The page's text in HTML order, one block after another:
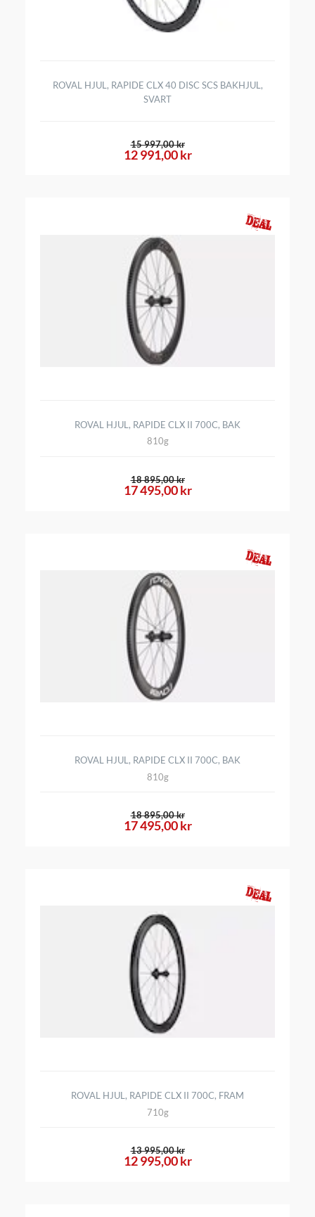
ROVAL HJUL, RAPIDE CLX 40 DISC SCS BAKHJUL,
SVART
12 991,00 kr
15 997,00 kr
ROVAL HJUL, RAPIDE CLX II 700C, BAK
810g
17 495,00 kr
18 895,00 kr
ROVAL HJUL, RAPIDE CLX II 700C, BAK
810g
17 495,00 kr
18 895,00 kr
ROVAL HJUL, RAPIDE CLX II 700C, FRAM
710g
12 995,00 kr
13 995,00 kr